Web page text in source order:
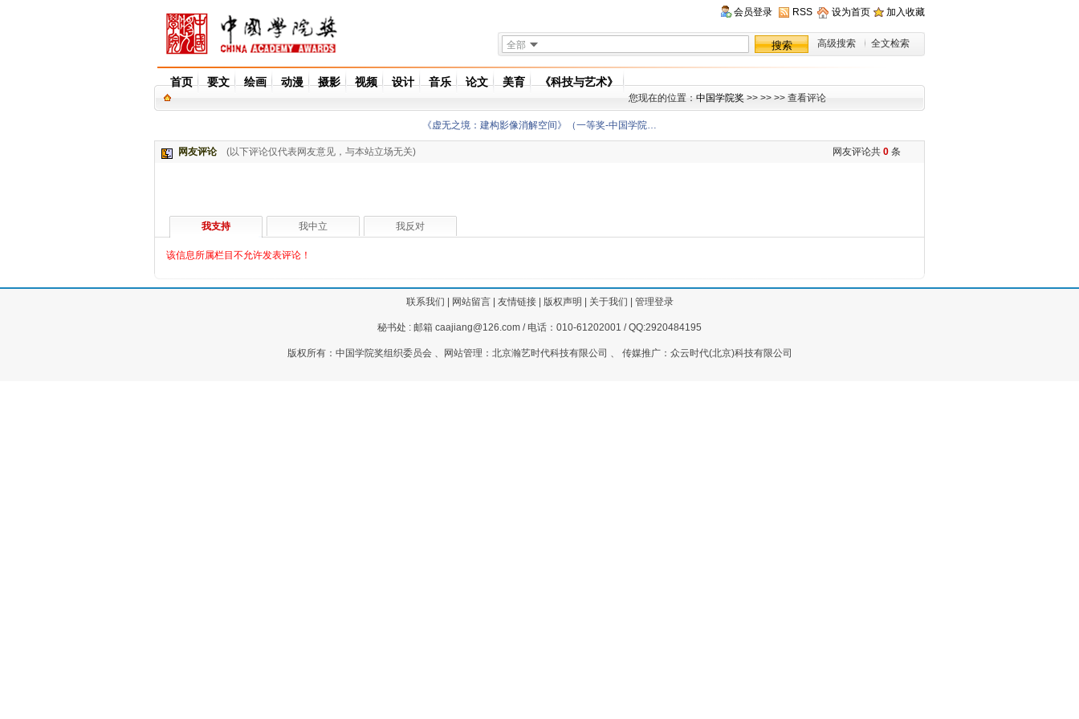
会员登录 RSS 设为首页 加入收藏
高级搜索 全文检索
全部
首页 要文 绘画 动漫 摄影 视频 设计 音乐 论文 美育 《科技与艺术》
您现在的位置： 中国学院奖 >> >> >> 查看评论
《虚无之境：建构影像消解空间》（一等奖-中国学院…
网友评论 (以下评论仅代表网友意见，与本站立场无关) 网友评论共 0 条
我支持 我中立 我反对
该信息所属栏目不允许发表评论！
联系我们 网站留言| 友情链接| 版权声明 关于我们 管理登录
秘书处 : 邮箱 caajiang@126.com / 电话：010-61202001 / QQ:2920484195
版权所有：中国学院奖组织委员会 、网站管理：北京瀚艺时代科技有限公司 、 传媒推广：众云时代(北京)科技有限公司